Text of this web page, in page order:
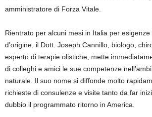
amministratore di Forza Vitale.
Rientrato per alcuni mesi in Italia per
d’origine, il Dott. Joseph Cannillo, biologo,
esperto di terapie olistiche, mette
di colleghi e amici le sue competenze
naturale. Il suo nome si diffonde molto
richieste di consulenze e visite tanto da far
dubbio il programmato ritorno in America.